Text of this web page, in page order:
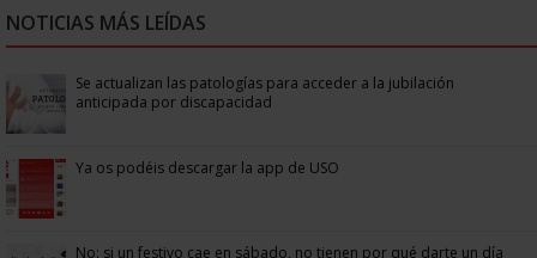
NOTICIAS MÁS LEÍDAS
Se actualizan las patologías para acceder a la jubilación
anticipada por discapacidad
Ya os podéis descargar la app de USO
No: si un festivo cae en sábado, no tienen por qué darte un día